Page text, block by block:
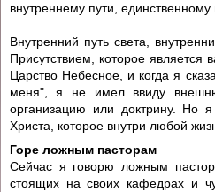
внутреннему пути,
Внутренний путь света,
Присутствием, которое является
Царство Небесное, и когда я
меня", я не имел ввиду
организацию или доктрину. Но
Христа, которое внутри любой
Горе ложным пасторам
Сейчас я говорю ложным
стоящих на своих кафедрах и